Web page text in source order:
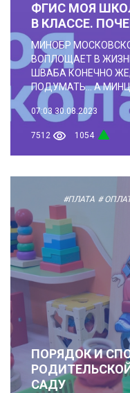
ФГИС МОЯ
В КЛАССЕ.
МИНОБР
ВОПЛОЩАЕТ В
ШВАБА КОНЕЧНО
ПОДУМАТЬ... А
07:03 30.08.2023
7512 1054
#ПЛАТА #
ПОРЯДОК И
САДУ